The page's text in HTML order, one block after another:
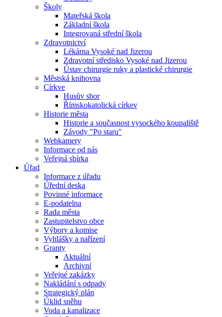
Školy
Mateřská škola
Základní škola
Integrovaná střední škola
Zdravotnictví
Lékárna Vysoké nad Jizerou
Zdravotní středisko Vysoké nad Jizerou
Ústav chirurgie ruky a plastické chirurgie
Městská knihovna
Církve
Husův sbor
Římskokatolická církev
Historie města
Historie a současnost vysockého koupaliště
Závody "Po staru"
Webkamery
Informace od nás
Veřejná sbírka
Úřad
Informace z úřadu
Úřední deska
Povinné informace
E-podatelna
Rada města
Zastupitelstvo obce
Výbory a komise
Vyhlášky a nařízení
Granty
Aktuální
Archivní
Veřejné zakázky
Nakládání s odpady
Strategický plán
Úklid sněhu
Voda a kanalizace